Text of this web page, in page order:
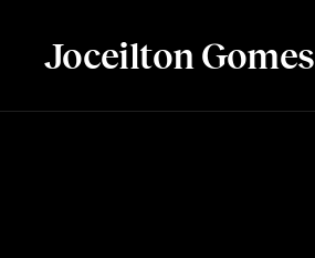
Joceilton Gomes